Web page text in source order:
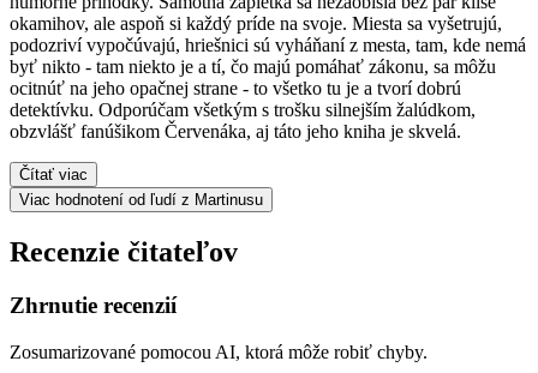
okamihov, ale aspoň si každý príde na svoje. Miesta sa vyšetrujú,
podozriví vypočúvajú, hriešnici sú vyháňaní z mesta, tam, kde nemá
byť nikto - tam niekto je a tí, čo majú pomáhať zákonu, sa môžu
ocitnúť na jeho opačnej strane - to všetko tu je a tvorí dobrú
detektívku. Odporúčam všetkým s trošku silnejším žalúdkom,
obzvlášť fanúšikom Červenáka, aj táto jeho kniha je skvelá.
Čítať viac
Viac hodnotení od ľudí z Martinusu
Recenzie čitateľov
Zhrnutie recenzií
Zosumarizované pomocou AI, ktorá môže robiť chyby.